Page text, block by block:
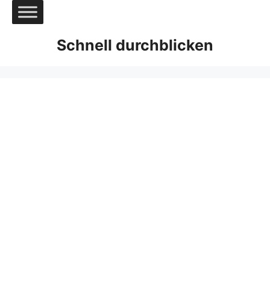
Zum
Inhalt
Schnell durchblicken